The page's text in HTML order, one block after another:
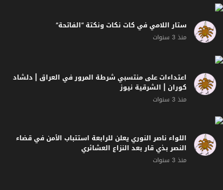
كوران | الشرقية نيوز
منذ 3 سنوات
اللواء ناصر النوري يعلن للرابعة استتباب الأمن في قضاء
النصر بذي قار بعد النزاع العشائري
منذ 3 سنوات
سعد كمبش.. من مخالفات مرصودة بـ”ملايين الدولارات”
إلى “الممات”
منذ 3 سنوات